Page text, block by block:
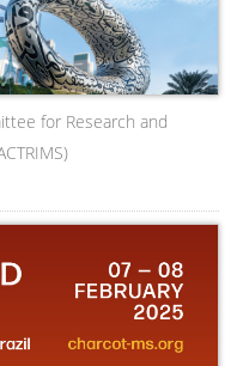
for Research and